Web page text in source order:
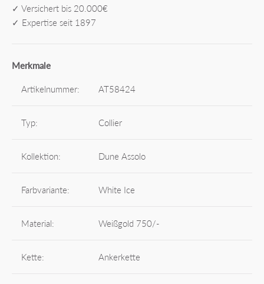
✓ Versichert bis 20.000€
✓ Expertise seit 1897
Merkmale
Artikelnummer: AT58424
Typ: Collier
Kollektion: Dune Assolo
Farbvariante: White Ice
Material: Weißgold 750/-
Kette: Ankerkette